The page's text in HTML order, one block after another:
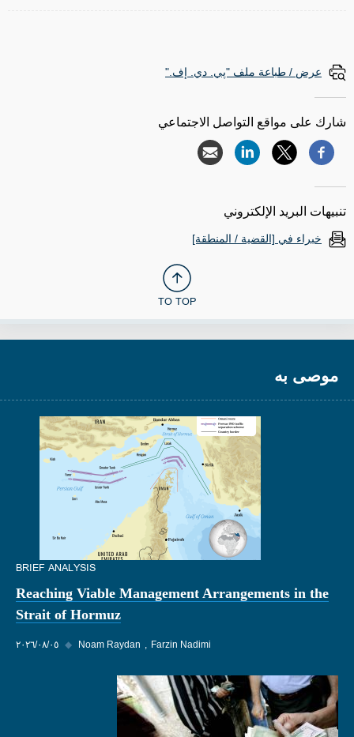
عرض / طباعة ملف "پي. دي. إف."
شارك على مواقع التواصل الاجتماعي
تنبيهات البريد الإلكتروني
خبراء في [القضية / المنطقة]
TO TOP
موصى به
BRIEF ANALYSIS
Reaching Viable Management Arrangements in the
Strait of Hormuz
٠٥‏/٠٨‏/٢٠٢٦ ◆ Noam Raydan Farzin Nadimi